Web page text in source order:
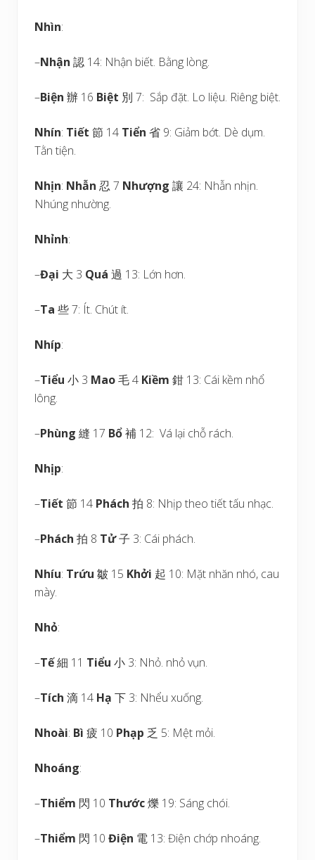
Nhìn:
–Nhận 認 14: Nhận biết. Bằng lòng.
–Biện 辦 16 Biệt 別 7: Sắp đặt. Lo liệu. Riêng biệt.
Nhín: Tiết 節 14 Tiển 省 9: Giảm bớt. Dè dụm.
Tằn tiện.
Nhịn: Nhẫn 忍 7 Nhượng 讓 24: Nhẫn nhịn.
Nhúng nhường.
Nhỉnh:
–Đại 大 3 Quá 過 13: Lớn hơn.
–Ta 些 7: Ít. Chút ít.
Nhíp:
–Tiểu 小 3 Mao毛 4 Kiềm 鉗 13: Cái kềm nhổ
lông.
–Phùng 縫 17 Bổ補 12: Vá lại chỗ rách.
Nhịp:
–Tiết 節 14 Phách 拍 8: Nhịp theo tiết tấu nhạc.
–Phách 拍 8 Tử子 3: Cái phách.
Nhíu: Trứu 皺 15 Khởi 起 10: Mặt nhăn nhó, cau
mày.
Nhỏ:
–Tế細 11 Tiểu 小 3: Nhỏ. nhỏ vụn.
–Tích 滴 14 Hạ 下 3: Nhểu xuống.
Nhoài: Bì 疲 10 Phạp 乏 5: Mệt mỏi.
Nhoáng:
–Thiểm 閃 10 Thước爍 19: Sáng chói.
–Thiểm 閃 10 Điện 電 13: Điện chớp nhoáng.